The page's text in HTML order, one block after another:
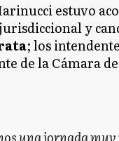
estuvo
y
; los
de la Cámara